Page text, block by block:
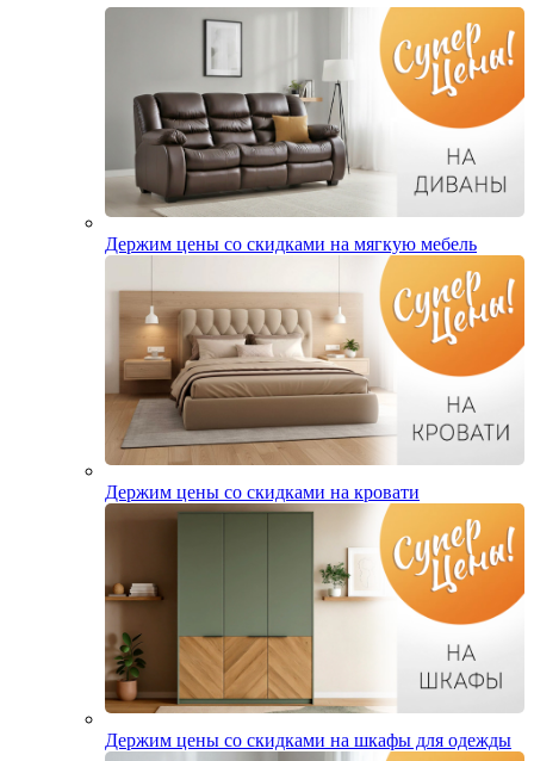
Держим цены со скидками на мягкую мебель
Держим цены со скидками на кровати
Держим цены со скидками на шкафы для одежды